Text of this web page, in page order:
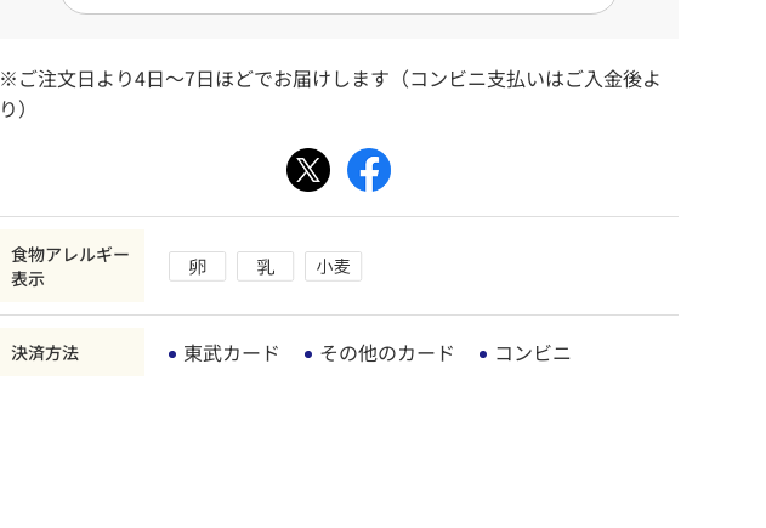
※ご注文日より4日～7日ほどでお届けします（コンビニ支払いはご入金後よ
り）
食物アレルギー
表示
決済方法 東武カード その他のカード コンビニ